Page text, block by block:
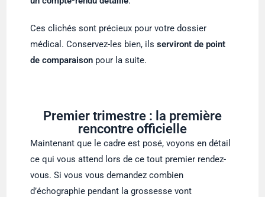
Ces clichés sont précieux pour votre dossier
médical. Conservez-les bien, ilsserviront de point
de comparaison pour la suite.
Premier trimestre : la première
rencontre officielle
Maintenant que le cadre est posé, voyons en détail
ce qui vous attend lors de ce tout premier rendez-
vous. Si vous vous demandez combien
d’échographie pendant la grossesse vont